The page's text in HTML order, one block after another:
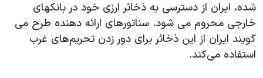
گالری عکس
آرشیو پخش زنده
اعتراضات زن، زندگی، آزادی
مجموعه مستندهای دادخواهی
تریبونال مردمی آبان ۹۸
شده، ایران از دسترسی به ذخائر ارزی خود در بانکهای
خارجی محروم می شود. سناتورهای ارائه دهنده طرح می
گویند ایران از این ذخائر برای دور زدن تحریم‌های غرب
استفاده می‌کند.